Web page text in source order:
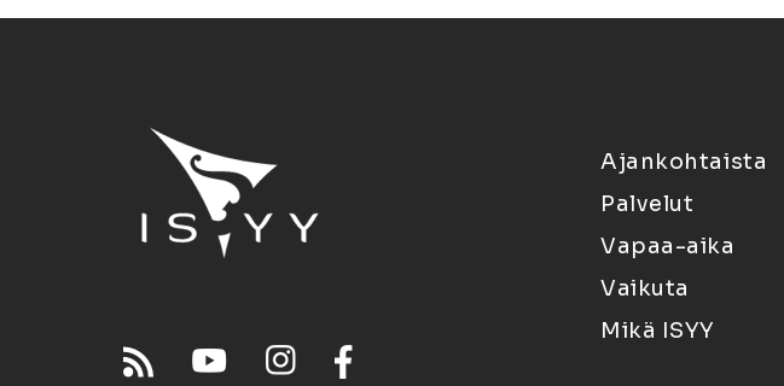
Ajankohtaista
Palvelut
Vapaa-aika
Vaikuta
Mikä ISYY